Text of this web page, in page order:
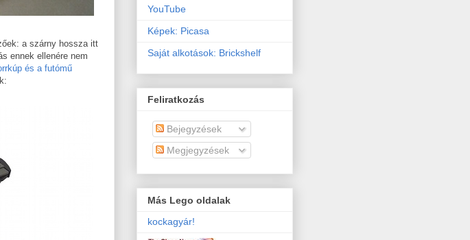
a szárny hossza itt
ennek ellenére nem
és a futómű
YouTube
Képek: Picasa
Saját alkotások: Brickshelf
Feliratkozás
Bejegyzések
Megjegyzések
Más Lego oldalak
kockagyár!